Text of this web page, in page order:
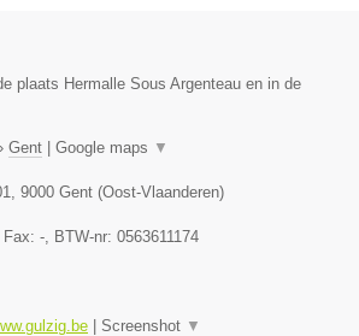
plaats Hermalle Sous Argenteau en in de
Gent Google maps ▼
9000 Gent (Oost-Vlaanderen)
, Fax: - , BTW-nr: 0563611174
Screenshot ▼